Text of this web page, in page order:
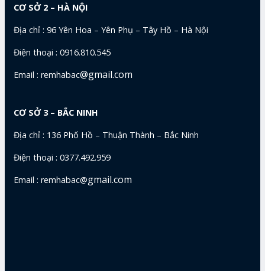
CƠ SỞ 2 – HÀ NỘI
Địa chỉ : 96 Yên Hoa – Yên Phụ – Tây Hồ – Hà Nội
Điện thoại : 0916.810.545
Email : remhabac@gmail.com
CƠ SỞ 3 – BẮC NINH
Địa chỉ : 136 Phố Hồ – Thuận Thành – Bắc Ninh
Điện thoại : 0377.492.959
Email : remhabac@gmail.com